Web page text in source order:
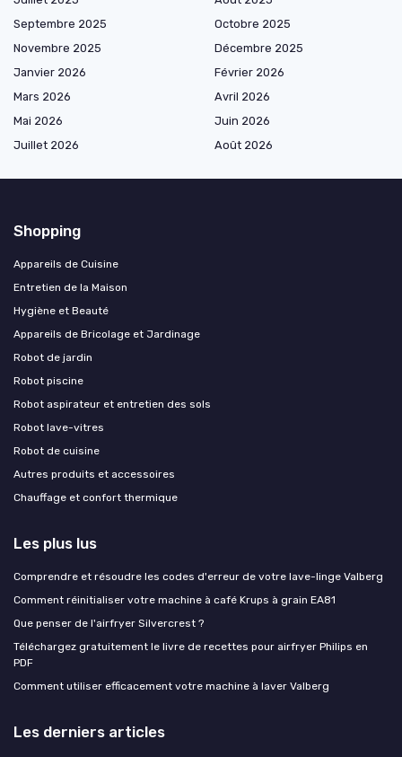
Septembre 2025
Octobre 2025
Novembre 2025
Décembre 2025
Janvier 2026
Février 2026
Mars 2026
Avril 2026
Mai 2026
Juin 2026
Juillet 2026
Août 2026
Shopping
Appareils de Cuisine
Entretien de la Maison
Hygiène et Beauté
Appareils de Bricolage et Jardinage
Robot de jardin
Robot piscine
Robot aspirateur et entretien des sols
Robot lave-vitres
Robot de cuisine
Autres produits et accessoires
Chauffage et confort thermique
Les plus lus
Comprendre et résoudre les codes d'erreur de votre lave-linge Valberg
Comment réinitialiser votre machine à café Krups à grain EA81
Que penser de l'airfryer Silvercrest ?
Téléchargez gratuitement le livre de recettes pour airfryer Philips en
PDF
Comment utiliser efficacement votre machine à laver Valberg
Les derniers articles